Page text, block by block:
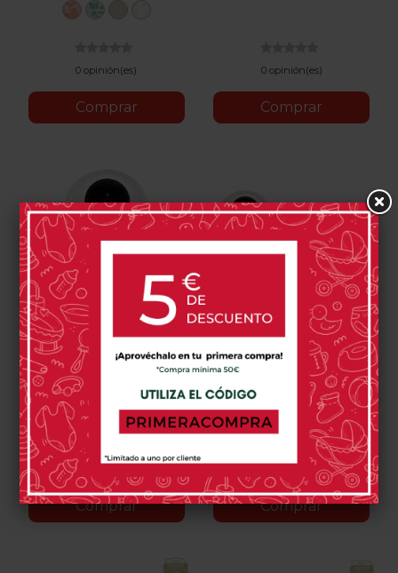
Candy
0 opinión(es)
Comprar
0 opinión(es)
Comprar
Cámara Adicional
Miniland Digimonitor 3.5"
125,00 €
0 opinión(es)
Comprar
Vigilabebés Miniland
Digimonitor 3.5" Easy
219,00 €
0 opinión(es)
Comprar